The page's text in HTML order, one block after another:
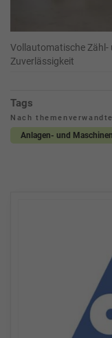
Vollautomatische Zähl-
Zuverlässigkeit
Tags
Nach
Anlagen- und